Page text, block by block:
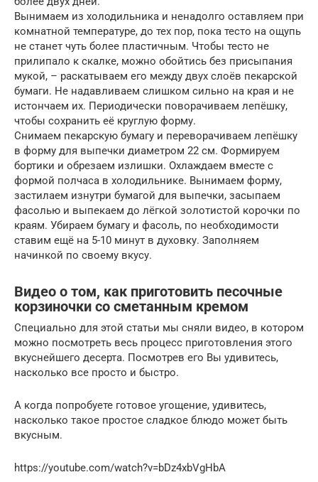
Вынимаем из холодильника и ненадолго оставляем при
комнатной температуре, до тех пор, пока тесто на ощупь
не станет чуть более пластичным. Чтобы тесто не
прилипало к скалке, можно обойтись без присыпания
мукой, – раскатываем его между двух слоёв пекарской
бумаги. Не надавливаем слишком сильно на края и не
истончаем их. Периодически поворачиваем лепёшку,
чтобы сохранить её круглую форму.
Снимаем пекарскую бумагу и переворачиваем лепёшку
в форму для выпечки диаметром 22 см. Формируем
бортики и обрезаем излишки. Охлаждаем вместе с
формой полчаса в холодильнике. Вынимаем форму,
застилаем изнутри бумагой для выпечки, засыпаем
фасолью и выпекаем до лёгкой золотистой корочки по
краям. Убираем бумагу и фасоль, по необходимости
ставим ещё на 5-10 минут в духовку. Заполняем
начинкой по своему вкусу.
Видео о том, как приготовить песочные
корзиночки со сметанным кремом
Специально для этой статьи мы сняли видео, в котором
можно посмотреть весь процесс приготовления этого
вкуснейшего десерта. Посмотрев его Вы удивитесь,
насколько все просто и быстро.
А когда попробуете готовое угощение, удивитесь,
насколько такое простое сладкое блюдо может быть
вкусным.
https://youtube.com/watch?v=bDz4xbVgHbA